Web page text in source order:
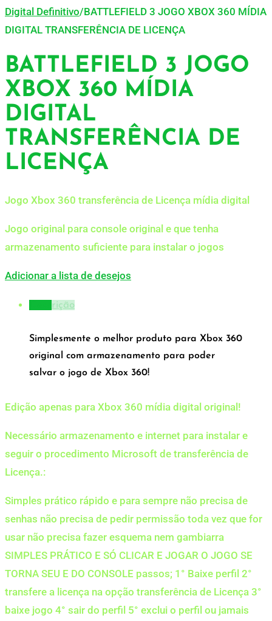
Digital Definitivo/BATTLEFIELD 3 JOGO XBOX 360 MÍDIA
DIGITAL TRANSFERÊNCIA DE LICENÇA
BATTLEFIELD 3 JOGO
XBOX 360 MÍDIA
DIGITAL
TRANSFERÊNCIA DE
LICENÇA
Jogo Xbox 360 transferência de Licença mídia digital
Jogo original para console original e que tenha
armazenamento suficiente para instalar o jogos
Adicionar a lista de desejos
Descrição
Simplesmente o melhor produto para Xbox 360
original com armazenamento para poder
salvar o jogo de Xbox 360!
Edição apenas para Xbox 360 mídia digital original!
Necessário armazenamento e internet para instalar e
seguir o procedimento Microsoft de transferência de
Licença.:
Simples prático rápido e para sempre não precisa de
senhas não precisa de pedir permissão toda vez que for
usar não precisa fazer esquema nem gambiarra
SIMPLES PRÁTICO E SÓ CLICAR E JOGAR O JOGO SE
TORNA SEU E DO CONSOLE passos; 1° Baixe perfil 2°
transfere a licença na opção transferência de Licença 3°
baixe jogo 4° sair do perfil 5° exclui o perfil ou jamais